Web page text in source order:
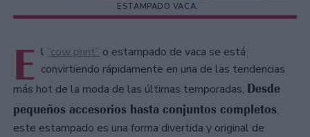
ESTAMPADO VACA.
E l “cow print” o estampado de vaca se está
convirtiendo rápidamente en una de las tendencias
más hot de la moda de las últimas temporadas, Desde
pequeños accesorios hasta conjuntos completos,
este estampado es una forma divertida y original de